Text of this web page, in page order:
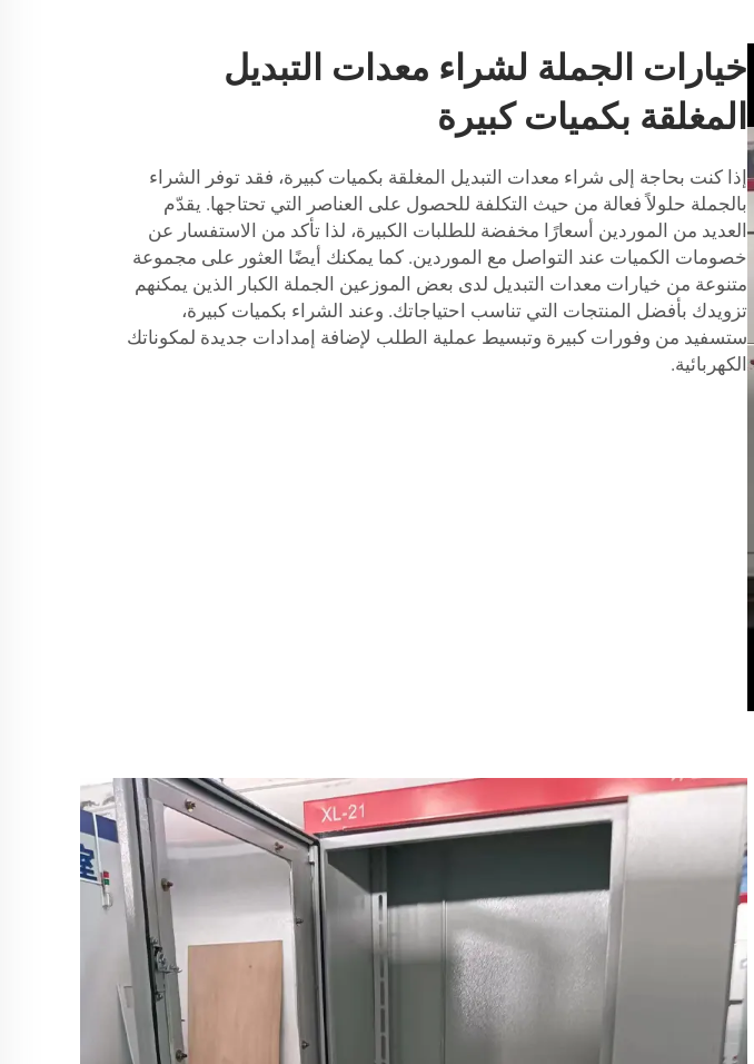
خيارات الجملة لشراء معدات التبديل
المغلقة بكميات كبيرة
إذا كنت بحاجة إلى شراء معدات التبديل المغلقة بكميات كبيرة، فقد توفر الشراء
بالجملة حلولاً فعالة من حيث التكلفة للحصول على العناصر التي تحتاجها. يقدّم
العديد من الموردين أسعارًا مخفضة للطلبات الكبيرة، لذا تأكد من الاستفسار عن
خصومات الكميات عند التواصل مع الموردين. كما يمكنك أيضًا العثور على مجموعة
متنوعة من خيارات معدات التبديل لدى بعض الموزعين الجملة الكبار الذين يمكنهم
تزويدك بأفضل المنتجات التي تناسب احتياجاتك. وعند الشراء بكميات كبيرة،
ستسفيد من وفورات كبيرة وتبسيط عملية الطلب لإضافة إمدادات جديدة لمكوناتك
الكهربائية.